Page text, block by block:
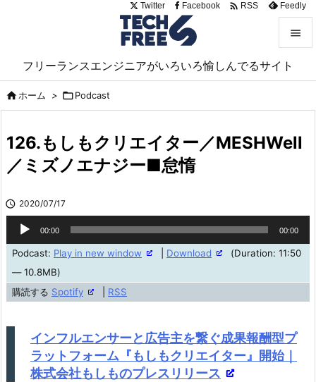
フリーランスエンジニアがいろいろ愉しんでるサイト


サイド

前へ
Twitter Facebook  RSS Feedly
ホーム > Podcast
126.もしもクリエイター／MESHWell
／ミズノエナジー■怠惰
 2020/07/17
声
レ
00:00 00:00
Podcast: Play in new window Download
(Duration: 11:50
— 10.8MB)
購読する Spotify RSS
インフルエンサーと広告主を繋ぐ成果報酬型プ
ラットフォーム『もしもクリエイター』開始｜
株式会社もしものプレスリリース